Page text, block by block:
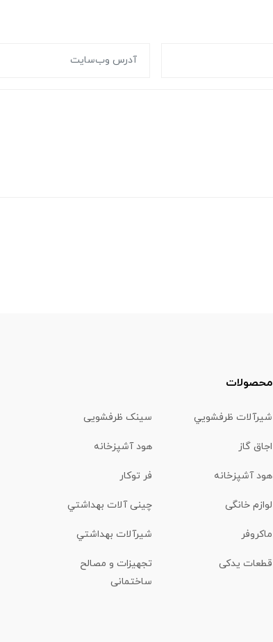
محصولات
شیرآلات ظرفشويي سینک ظرفشویی
اجاق گاز هود آشپزخانه
هود آشپزخانه فر توکار
لوازم خانگی چینی آلات بهداشتي
ماكروفر شیرآلات بهداشتي
قطعات یدکی
تجهیزات و مصالح
ساختمانی